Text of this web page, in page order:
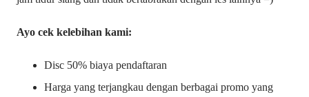
Ayo cek kelebihan kami:
Disc 50% biaya pendaftaran
Harga yang terjangkau dengan berbagai promo yang